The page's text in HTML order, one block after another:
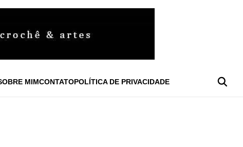
MIMCONTATOPOLÍTICA DE PRIVACIDADE